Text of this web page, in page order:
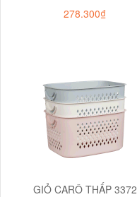
278.300₫
GIỎ CARÔ THẤP 3372